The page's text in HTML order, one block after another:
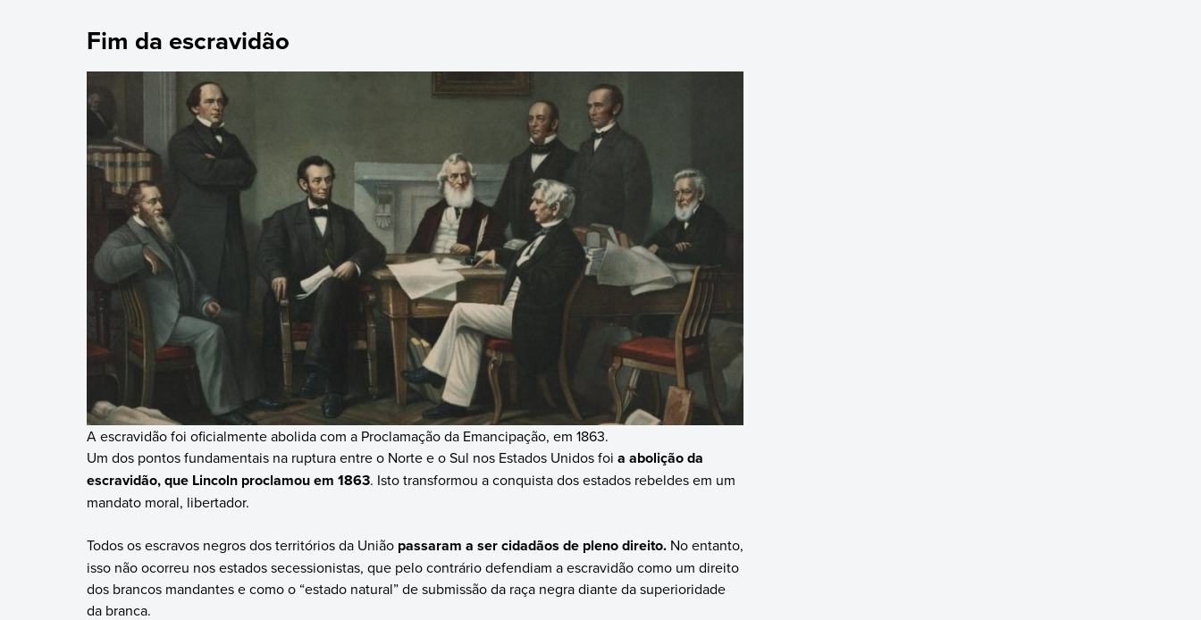
Fim da escravidão
A escravidão foi oficialmente abolida com a Proclamação da Emancipação, em 1863.
Um dos pontos fundamentais na ruptura entre o Norte e o Sul nos Estados Unidos foi a abolição da
escravidão, que Lincoln proclamou em 1863. Isto transformou a conquista dos estados rebeldes em um
mandato moral, libertador.
Todos os escravos negros dos territórios da União passaram a ser cidadãos de pleno direito.No entanto,
isso não ocorreu nos estados secessionistas, que pelo contrário defendiam a escravidão como um direito
dos brancos mandantes e como o “estado natural” de submissão da raça negra diante da superioridade
da branca.